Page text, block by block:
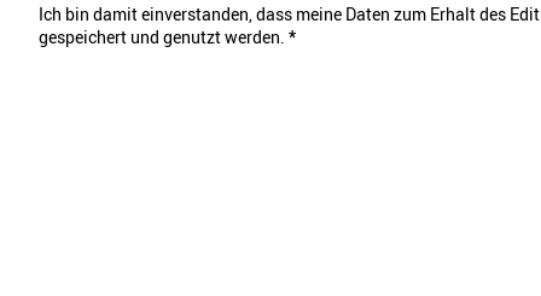
Ich bin damit einverstanden, dass meine Daten zum Erhalt des
gespeichert und genutzt werden. *